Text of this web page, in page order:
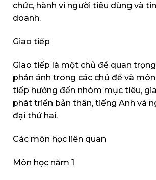
chức, hành vi người tiêu dùng và
doanh.
Giao tiếp
Giao tiếp là một chủ đề quan
phản ánh trong các chủ đề và
tiếp hướng đến nhóm mục tiêu,
phát triển bản thân, tiếng Anh và
đại thứ hai.
Các môn học liên quan
Môn học năm 1